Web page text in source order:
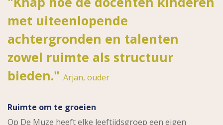
met uiteenlopende
achtergronden en talenten
zowel ruimte als structuur
bieden." Arjan, ouder
Ruimte om te groeien
Op De Muze heeft elke leeftijdsgroep een eigen